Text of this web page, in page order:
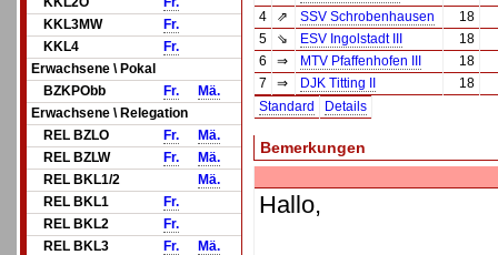
KKL3MW
Fr.
KKL4
Fr.
Erwachsene \ Pokal
BZKPObb
Fr.
Mä.
Erwachsene \ Relegation
REL BZLO
Fr.
Mä.
REL BZLW
Fr.
Mä.
REL BKL1/2
Mä.
REL BKL1
Fr.
REL BKL2
Fr.
REL BKL3
Fr.
Mä.
4
⇗ SSV Schrobenhausen
18
5
⇘ ESV Ingolstadt III
18
6
⇒ MTV Pfaffenhofen III
18
7
⇒ DJK Titting II
18
Standard
Details
Bemerkungen
Hallo,